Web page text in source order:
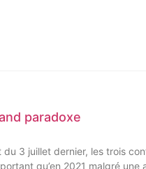
paradoxe
3 juillet dernier, les trois
qu’en 2021 malgré